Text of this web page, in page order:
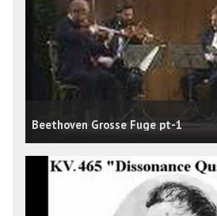
Beethoven Grosse Fuge pt-1